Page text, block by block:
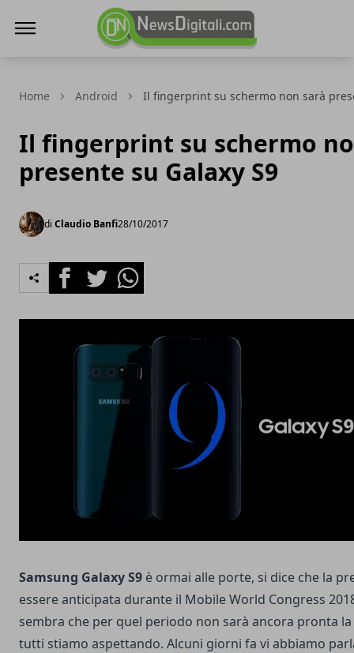
Home Android Il fingerprint su schermo non sarà
Il fingerprint su schermo
presente su Galaxy S9
di Claudio Banfi28/10/2017
FacebookTwitterWhatsapp
Samsung Galaxy S9 è ormai alle porte, si dice che la
essere anticipata durante il Mobile World Congress
sembra che per quel periodo non sarà ancora pronta la
tutti stiamo aspettando. Alcuni giorni fa vi abbiamo